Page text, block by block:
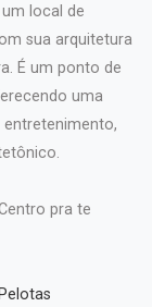
local de
sua arquitetura
É um ponto de
uma
entretenimento,
pra te